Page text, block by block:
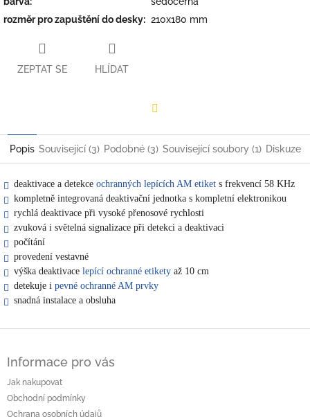
rozměr pro zapuštění do desky: 210x180 mm
ZEPTAT SE HLÍDAT
Popis Související (3) Podobné (3) Související soubory (1) Diskuze
deaktivace a detekce ochranných lepících AM etiket s frekvencí 58 KHz
kompletně integrovaná deaktivační jednotka s kompletní elektronikou
rychlá deaktivace při vysoké přenosové rychlosti
zvuková i světelná signalizace při detekci a deaktivaci
počítání
provedení vestavné
výška deaktivace lepící ochranné etikety až 10 cm
detekuje i pevné ochranné AM prvky
snadná instalace a obsluha
Informace pro vás
Jak nakupovat
Obchodní podmínky
Ochrana osobních údajů